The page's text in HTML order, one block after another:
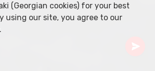
(Georgian cookies) for your best
using our site, you agree to our
.